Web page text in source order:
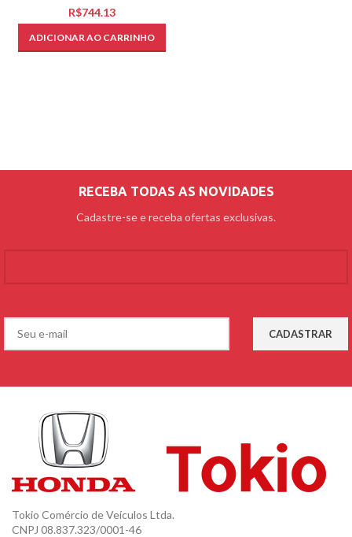
R$
ADICIONAR AO CARRINHO
RECEBA TODAS AS NOVIDADES
Cadastre-se e receba ofertas exclusivas.
Tokio Comércio de Veículos Ltda.
CNPJ 08.837.323/0001-46